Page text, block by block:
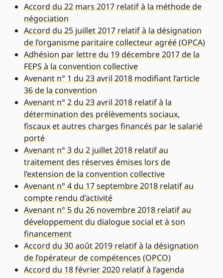
Accord du 22 mars 2017 relatif à la méthode de
négociation
Accord du 25 juillet 2017 relatif à la désignation
de l’organisme paritaire collecteur agréé (OPCA)
Adhésion par lettre du 19 décembre 2017 de la
FEPS à la convention collective
Avenant n° 1 du 23 avril 2018 modifiant l’article
36 de la convention
Avenant n° 2 du 23 avril 2018 relatif à la
détermination des prélèvements sociaux,
fiscaux et autres charges financés par le salarié
porté
Avenant n° 3 du 2 juillet 2018 relatif au
traitement des réserves émises lors de
l’extension de la convention collective
Avenant n° 4 du 17 septembre 2018 relatif au
compte rendu d’activité
Avenant n° 5 du 26 novembre 2018 relatif au
développement du dialogue social et à son
financement
Accord du 30 août 2019 relatif à la désignation
de l’opérateur de compétences (OPCO)
Accord du 18 février 2020 relatif à l’agenda